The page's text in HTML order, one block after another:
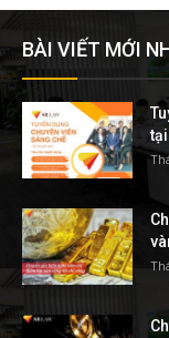
BÀI VIẾT MỚI
tại